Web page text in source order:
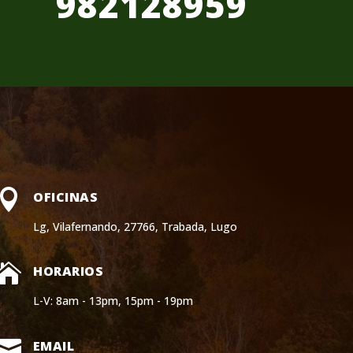
OFICINAS
Lg, Vilafernando, 27766, Trabada, Lugo
HORARIOS
L-V: 8am - 13pm, 15pm - 19pm
EMAIL